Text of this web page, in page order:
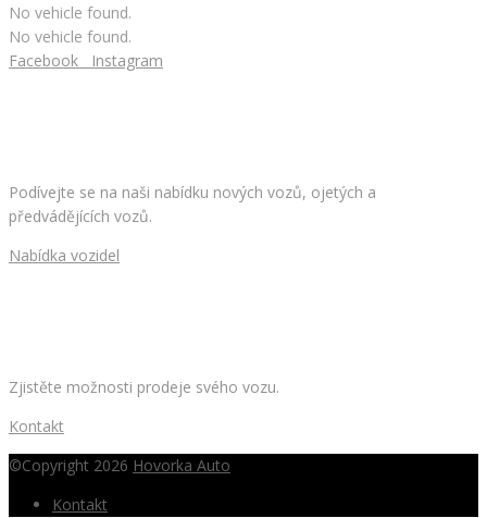
No vehicle found.
No vehicle found.
Facebook
Instagram
Podívejte se na naši nabídku nových vozů, ojetých a
předvádějících vozů.
Nabídka vozidel
Zjistěte možnosti prodeje svého vozu.
Kontakt
©Copyright 2026 Hovorka Auto
Kontakt